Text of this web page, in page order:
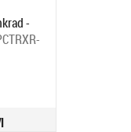
-